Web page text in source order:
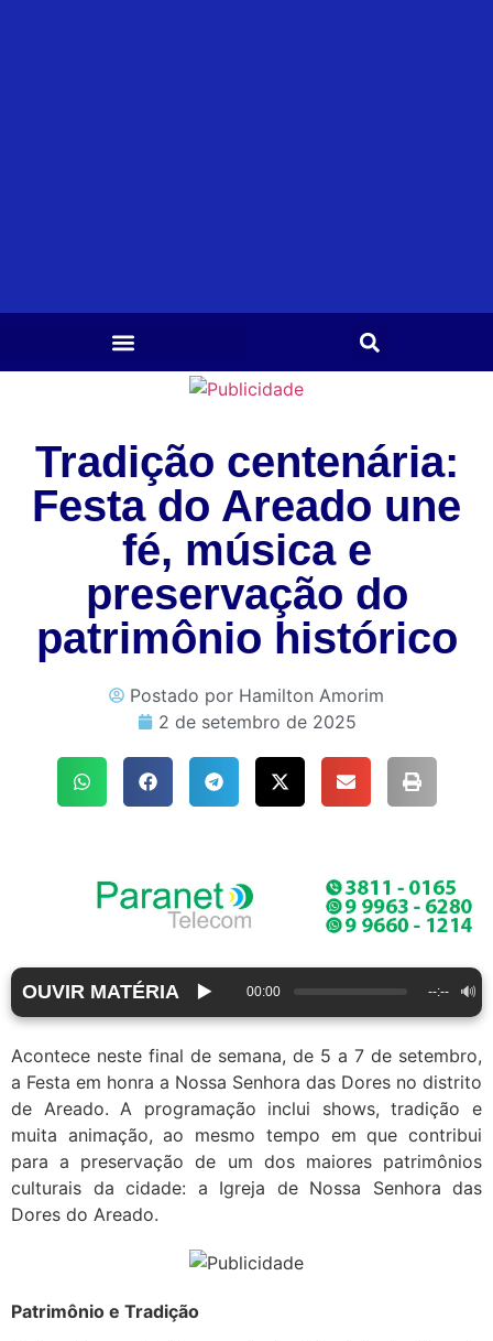
Tradição centenária:
Festa do Areado une
fé, música e
preservação do
patrimônio histórico
Postado por Hamilton Amorim
2 de setembro de 2025
OUVIR MATÉRIA ▶️ 00:00 --:-- 🔊
Acontece neste final de semana, de 5 a 7 de setembro,
a Festa em honra a Nossa Senhora das Dores no distrito
de Areado. A programação inclui shows, tradição e
muita animação, ao mesmo tempo em que contribui
para a preservação de um dos maiores patrimônios
culturais da cidade: a Igreja de Nossa Senhora das
Dores do Areado.
Patrimônio e Tradição